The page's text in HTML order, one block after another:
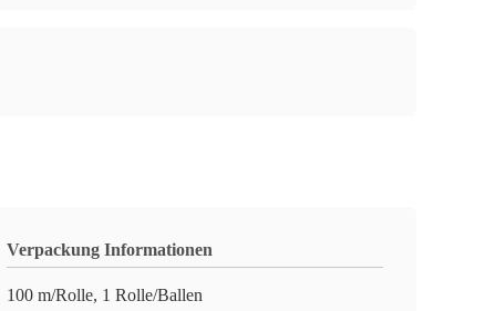
Verpackung Informationen
100 m/Rolle, 1 Rolle/Ballen